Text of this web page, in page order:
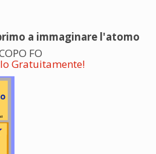
a immaginare l'atomo
FO
Gratuitamente!